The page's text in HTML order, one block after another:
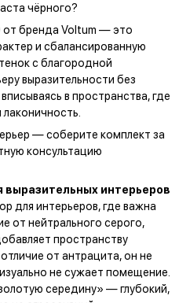
чёрного?
от бренда Voltum — это
и сбалансированную
с благородной
выразительности без
в пространства, где
—соберите комплект за
консультацию
интерьеров
для интерьеров, где важна
от нейтрального серого,
пространству
от антрацита, он не
не сужает помещение.
середину» — глубокий,